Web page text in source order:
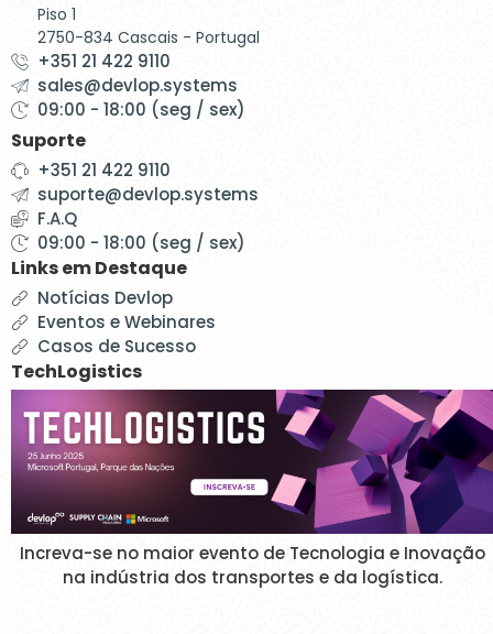
Piso 1
2750-834 Cascais - Portugal
+351 21 422 9110
sales@devlop.systems
09:00 - 18:00 (seg / sex)
Suporte
+351 21 422 9110
suporte@devlop.systems
F.A.Q
09:00 - 18:00 (seg / sex)
Links em Destaque
Notícias Devlop
Eventos e Webinares
Casos de Sucesso
TechLogistics
Increva-se no maior evento de Tecnologia e Inovação
na indústria dos transportes e da logística.